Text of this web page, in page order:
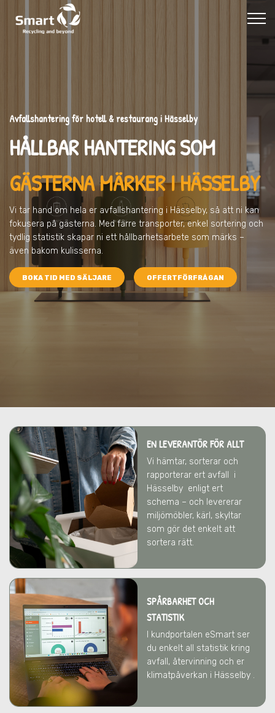
Avfallshantering för hotell & restaurang i Hässelby
HÅLLBAR HANTERING SOM
GÄSTERNA MÄRKER I HÄSSELBY
Vi tar hand om hela er avfallshantering i Hässelby, så att ni kan
fokusera på gästerna. Med färre transporter, enkel sortering och
tydlig statistik skapar ni ett hållbarhetsarbete som märks –
även bakom kulisserna.
BOKA TID MED SÄLJARE OFFERTFÖRFRÅGAN
EN LEVERANTÖR FÖR ALLT
Vi hämtar, sorterar och
rapporterar ert avfall
i
Hässelby enligt ert
schema – och levererar
miljömöbler, kärl, skyltar
som gör det enkelt att
sortera rätt.
SPÅRBARHET OCH
STATISTIK
I kundportalen eSmart ser
du enkelt all statistik kring
avfall, återvinning och er
klimatpåverkan i Hässelby .